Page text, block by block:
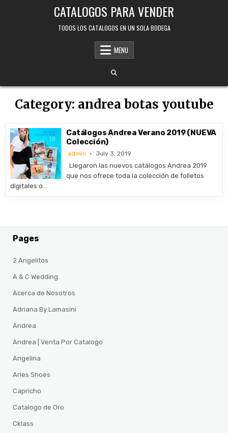
CATALOGOS PARA VENDER
TODOS LOS CATALOGOS EN UN SOLA BODEGA
MENU
Category: andrea botas youtube
Catálogos Andrea Verano 2019 (NUEVA
Colección)
admin July 3, 2019
Llegaron las nuevos catálogos Andrea 2019
que nos ofrece toda la colección de folletos
digitales o…
Pages
2 Angelitos
A & C Wedding
Acerca de Nosotros
Adriana By Lamasini
Andrea
Andrea | Venta Por Catalogo
Angelina
Arles Shoes
Capricho
Catalogo de Oro
Cklass